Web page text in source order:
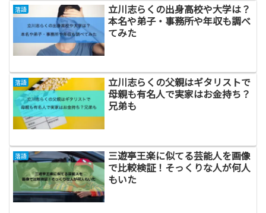
落語
立川志らくの出身高校や大学は？
本名や弟子・事務所や年収も調べ
てみた
落語
立川志らくの父親はギタリストで
母親も有名人で実家はお金持ち？
兄弟も
落語
三遊亭王楽に似てる芸能人を画像
で比較検証！そっくりな人が何人
もいた